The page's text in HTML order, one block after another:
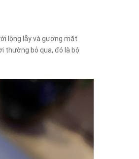
lộng lẫy và gương mặt
thường bỏ qua, đó là bộ